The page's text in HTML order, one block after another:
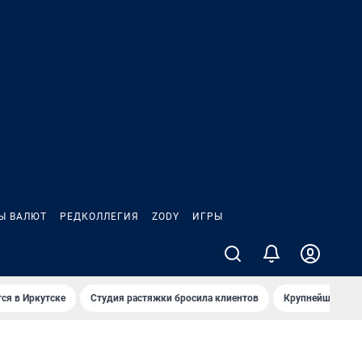
ВАЛЮТ РЕДКОЛЛЕГИЯ ZODY ИГРЫ
в Иркутске Студия растяжки бросила клиентов Крупнейшие